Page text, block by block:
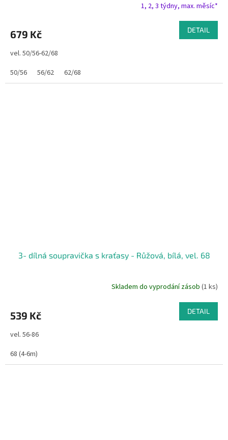
1, 2, 3 týdny, max. měsíc*
679 Kč DETAIL
vel. 50/56-62/68
50/56
56/62 62/68
3- dílná soupravička s kraťasy - Růžová, bílá, vel. 68
Skladem do vyprodání zásob (1 ks)
539 Kč DETAIL
vel. 56-86
68 (4-6m)